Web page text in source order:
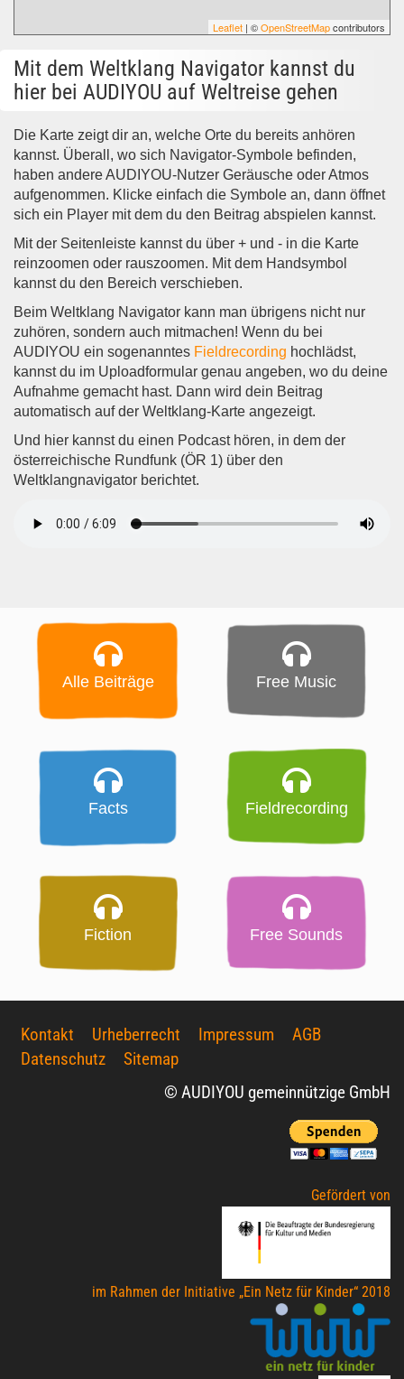
Leaflet | ©OpenStreetMapcontributors
Mit dem Weltklang Navigator kannst du
hier bei AUDIYOU auf Weltreise gehen
Die Karte zeigt dir an, welche Orte du bereits anhören
kannst. Überall, wo sich Navigator-Symbole befinden,
haben andere AUDIYOU-Nutzer Geräusche oder Atmos
aufgenommen. Klicke einfach die Symbole an, dann öffnet
sich ein Player mit dem du den Beitrag abspielen kannst.
Mit der Seitenleiste kannst du über + und - in die Karte
reinzoomen oder rauszoomen. Mit dem Handsymbol
kannst du den Bereich verschieben.
Beim Weltklang Navigator kann man übrigens nicht nur
zuhören, sondern auch mitmachen! Wenn du bei
AUDIYOU ein sogenanntes Fieldrecording hochlädst,
kannst du im Uploadformular genau angeben, wo du deine
Aufnahme gemacht hast. Dann wird dein Beitrag
automatisch auf der Weltklang-Karte angezeigt.
Und hier kannst du einen Podcast hören, in dem der
österreichische Rundfunk (ÖR 1) über den
Weltklangnavigator berichtet.
Alle Beiträge Free Music
Facts Fieldrecording
Fiction Free Sounds
Kontakt Urheberrecht Impressum
AGB
Datenschutz
Sitemap
© AUDIYOU gemeinnützige GmbH
Gefördert von
im Rahmen der Initiative „Ein Netz für Kinder“ 2018